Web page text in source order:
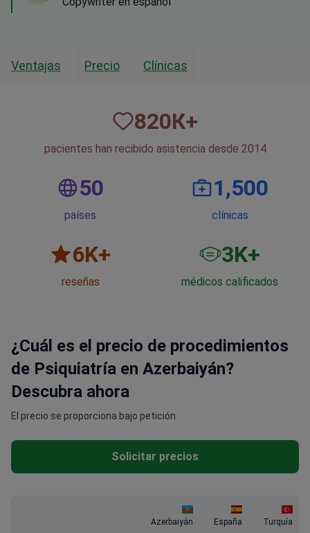
Ventajas Precio Clínicas
820К+
pacientes han recibido asistencia desde 2014
50
países
1,500
clínicas
6K+
reseñas
3K+
médicos calificados
¿Cuál es el precio de procedimientos
de Psiquiatría en Azerbaiyán?
Descubra ahora
El precio se proporciona bajo petición
Solicitar precios
Azerbaiyán España Turquía